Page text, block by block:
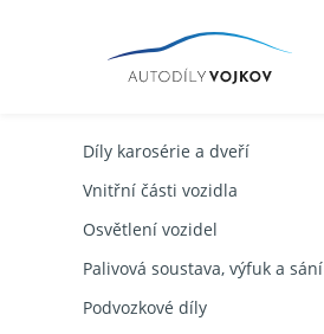
Díly karosérie a dveří
Vnitřní části vozidla
Osvětlení vozidel
Palivová soustava, výfuk a sání
Podvozkové díly